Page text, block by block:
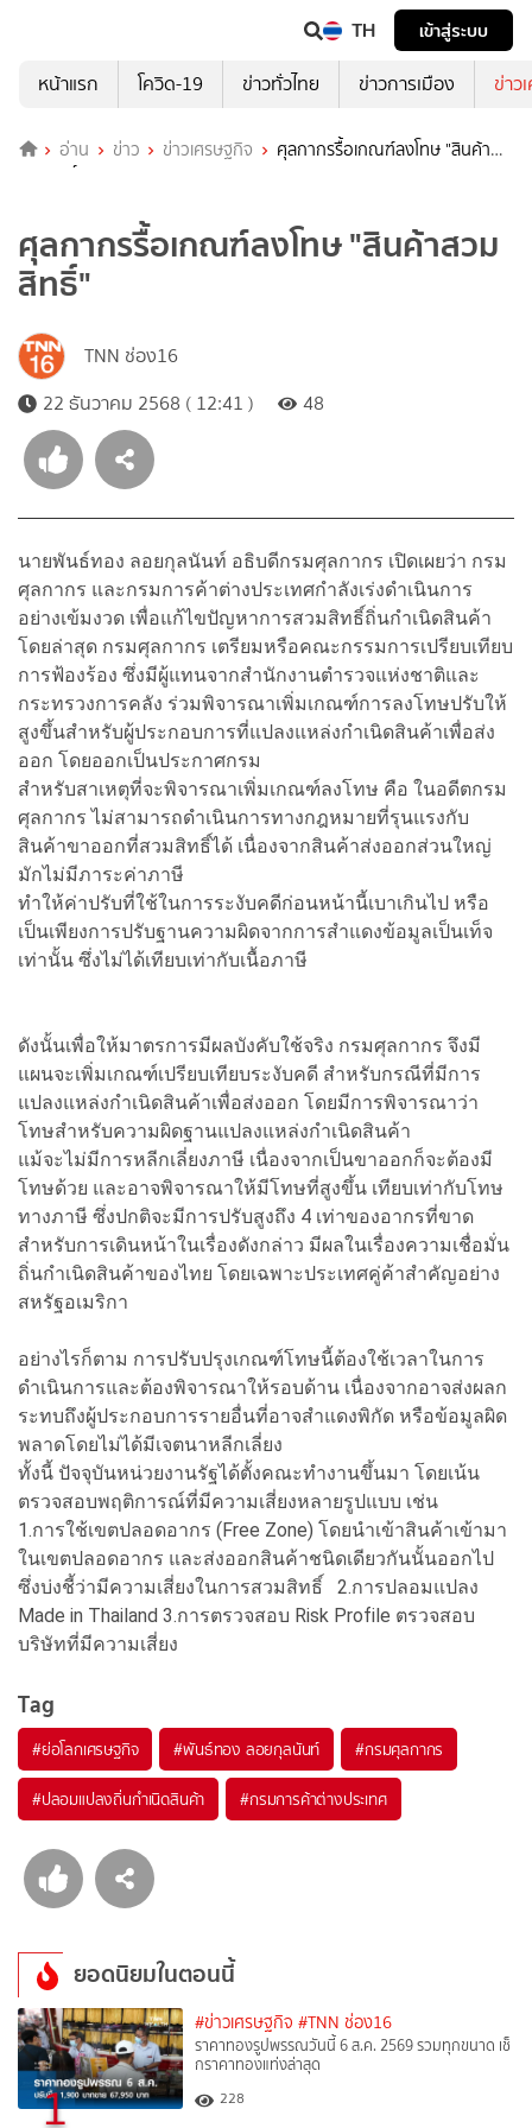
TH
เข้าสู่ระบบ
หน้าแรก
โควิด-19 ข่าวทั่วไทย ข่าวการเมือง ข่าว
อ่าน ข่าว ข่าวเศรษฐกิจ
ศุลกากรรื้อเกณฑ์ลงโทษ "สินค้า
สวมสิทธิ์"
ศุลกากรรื้อเกณฑ์ลงโทษ "สินค้าสวม
สิทธิ์"
TNN ช่อง16
22 ธันวาคม 2568 ( 12:41 )
48
นายพันธ์ทอง ลอยกุลนันท์ อธิบดีกรมศุลกากร เปิดเผยว่า กรม
ศุลกากร และกรมการค้าต่างประเทศกำลังเร่งดำเนินการ
อย่างเข้มงวด เพื่อแก้ไขปัญหาการสวมสิทธิ์ถิ่นกำเนิดสินค้า
โดยล่าสุด กรมศุลกากร เตรียมหรือคณะกรรมการเปรียบเทียบ
การฟ้องร้อง ซึ่งมีผู้แทนจากสำนักงานตำรวจแห่งชาติและ
กระทรวงการคลัง ร่วมพิจารณาเพิ่มเกณฑ์การลงโทษปรับให้
สูงขึ้นสำหรับผู้ประกอบการที่แปลงแหล่งกำเนิดสินค้าเพื่อส่ง
ออก โดยออกเป็นประกาศกรม
สำหรับสาเหตุที่จะพิจารณาเพิ่มเกณฑ์ลงโทษ คือ ในอดีตกรม
ศุลกากร ไม่สามารถดำเนินการทางกฎหมายที่รุนแรงกับ
สินค้าขาออกที่สวมสิทธิ์ได้ เนื่องจากสินค้าส่งออกส่วนใหญ่
มักไม่มีภาระค่าภาษี
ทำให้ค่าปรับที่ใช้ในการระงับคดีก่อนหน้านี้เบาเกินไป หรือ
เป็นเพียงการปรับฐานความผิดจากการสำแดงข้อมูลเป็นเท็จ
เท่านั้น ซึ่งไม่ได้เทียบเท่ากับเนื้อภาษี
ดังนั้นเพื่อให้มาตรการมีผลบังคับใช้จริง กรมศุลกากร จึงมี
แผนจะเพิ่มเกณฑ์เปรียบเทียบระงับคดี สำหรับกรณีที่มีการ
แปลงแหล่งกำเนิดสินค้าเพื่อส่งออก โดยมีการพิจารณาว่า
โทษสำหรับความผิดฐานแปลงแหล่งกำเนิดสินค้า
แม้จะไม่มีการหลีกเลี่ยงภาษี เนื่องจากเป็นขาออกก็จะต้องมี
โทษด้วย และอาจพิจารณาให้มีโทษที่สูงขึ้น เทียบเท่ากับโทษ
ทางภาษี ซึ่งปกติจะมีการปรับสูงถึง 4 เท่าของอากรที่ขาด
สำหรับการเดินหน้าในเรื่องดังกล่าว มีผลในเรื่องความเชื่อมั่น
ถิ่นกำเนิดสินค้าของไทย โดยเฉพาะประเทศคู่ค้าสำคัญอย่าง
สหรัฐอเมริกา
อย่างไรก็ตาม การปรับปรุงเกณฑ์โทษนี้ต้องใช้เวลาในการ
ดำเนินการและต้องพิจารณาให้รอบด้าน เนื่องจากอาจส่งผลก
ระทบถึงผู้ประกอบการรายอื่นที่อาจสำแดงพิกัด หรือข้อมูลผิด
พลาดโดยไม่ได้มีเจตนาหลีกเลี่ยง
ทั้งนี้ ปัจจุบันหน่วยงานรัฐได้ตั้งคณะทำงานขึ้นมา โดยเน้น
ตรวจสอบพฤติการณ์ที่มีความเสี่ยงหลายรูปแบบ เช่น
1.การใช้เขตปลอดอากร (Free Zone) โดยนำเข้าสินค้าเข้ามา
ในเขตปลอดอากร และส่งออกสินค้าชนิดเดียวกันนั้นออกไป
ซึ่งบ่งชี้ว่ามีความเสี่ยงในการสวมสิทธิ์ 2.การปลอมแปลง
Made in Thailand 3.การตรวจสอบ Risk Profile ตรวจสอบ
บริษัทที่มีความเสี่ยง
Tag
#ย่อโลกเศรษฐกิจ #พันธ์ทอง ลอยกุลนันท์ #กรมศุลกากร
#ปลอมแปลงถิ่นกำเนิดสินค้า #กรมการค้าต่างประเทศ
ยอดนิยมในตอนนี้
1
#ข่าวเศรษฐกิจ #TNN ช่อง16
ราคาทองรูปพรรณวันนี้ 6 ส.ค. 2569 รวมทุกขนาด เช็
กราคาทองแท่งล่าสุด
228